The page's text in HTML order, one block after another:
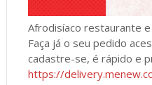
Afrodisíaco restaurante e
Faça já o seu pedido
cadastre-se, é rápido e
https://